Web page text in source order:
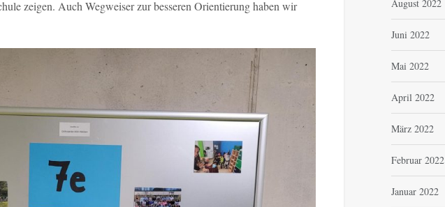
zeigen. Auch Wegweiser zur besseren Orientierung haben wir
August 2022
Juni 2022
Mai 2022
April 2022
März 2022
Februar 2022
Januar 2022